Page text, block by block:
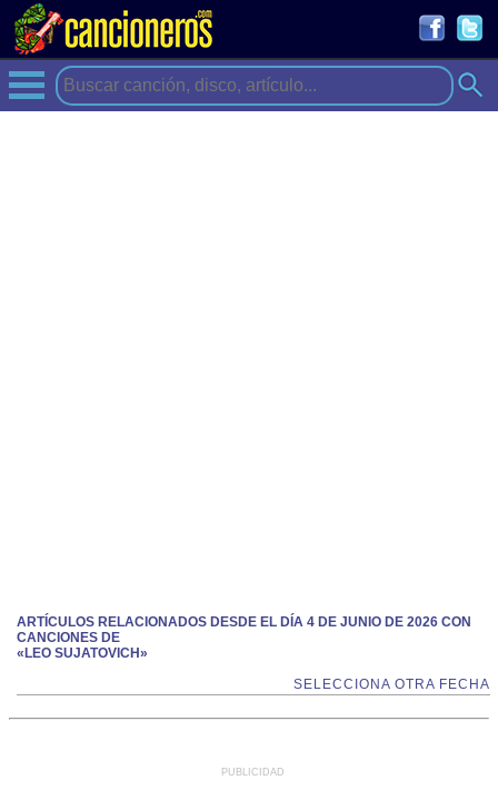
ARTÍCULOS RELACIONADOS DESDE EL DÍA 4 DE JUNIO DE 2026 CON
CANCIONES DE
«LEO SUJATOVICH»
SELECCIONA OTRA FECHA
PUBLICIDAD